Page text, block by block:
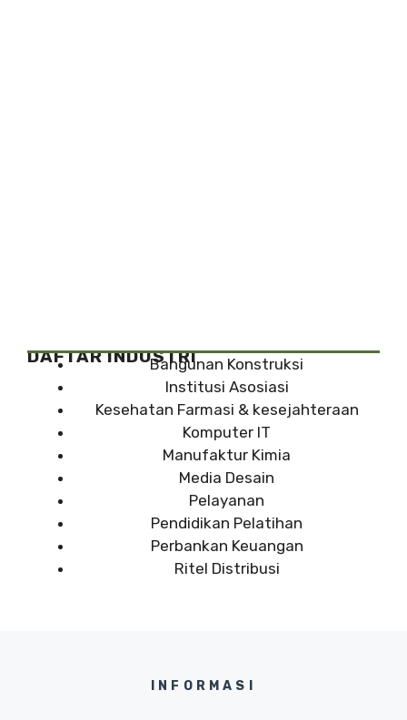
DAFTAR INDUSTRIBangunan Konstruksi
Institusi Asosiasi
Kesehatan Farmasi & kesejahteraan
Komputer IT
Manufaktur Kimia
Media Desain
Pelayanan
Pendidikan Pelatihan
Perbankan Keuangan
Ritel Distribusi
INFORMASI